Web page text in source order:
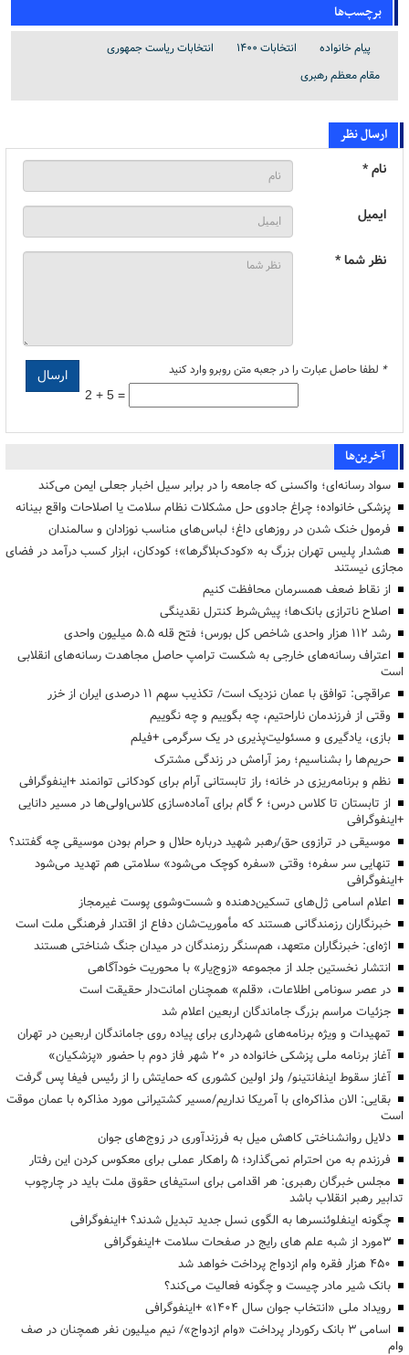
برچسب‌ها
پیام خانواده انتخابات 1400
انتخابات ریاست جمهوری
مقام معظم رهبری
ارسال نظر
نام *
ایمیل
نظر شما *
* لطفا حاصل عبارت را در جعبه متن روبرو وارد کنید
2 + 5 =
آخرین‌ها
سواد رسانه‌ای؛ واکسنی که جامعه را در برابر سیل اخبار جعلی ایمن می‌کند
پزشکی خانواده؛ چراغ جادوی حل مشکلات نظام سلامت یا اصلاحات واقع بینانه
فرمول خنک شدن در روزهای داغ؛ لباس‌های مناسب نوزادان و سالمندان
هشدار پلیس تهران بزرگ به «کودک‌بلاگرها»؛ کودکان، ابزار کسب درآمد در فضای
مجازی نیستند
از نقاط ضعف همسرمان محافظت کنیم
اصلاح ناترازی بانک‌ها؛ پیش‌شرط کنترل نقدینگی
رشد ۱۱۲ هزار واحدی شاخص کل بورس؛ فتح قله ۵.۵ میلیون واحدی
اعتراف رسانه‌های خارجی به شکست ترامپ حاصل مجاهدت رسانه‌های انقلابی
است
عراقچی: توافق با عمان نزدیک است/ تکذیب سهم ۱۱ درصدی ایران از خزر
وقتی از فرزندمان ناراحتیم، چه بگوییم و چه نگوییم
بازی، یادگیری و مسئولیت‌پذیری در یک سرگرمی +فیلم
حریم‌ها را بشناسیم؛ رمز آرامش در زندگی مشترک
نظم و برنامه‌ریزی در خانه؛ راز تابستانی آرام برای کودکانی توانمند +اینفوگرافی
از تابستان تا کلاس درس؛ ۶ گام برای آماده‌سازی کلاس‌اولی‌ها در مسیر دانایی
+اینفوگرافی
موسیقی در ترازوی حق/رهبر شهید درباره حلال و حرام بودن موسیقی چه گفتند؟
تنهایی سر سفره؛ وقتی «سفره کوچک می‌شود» سلامتی هم تهدید می‌شود
+اینفوگرافی
اعلام اسامی ژل‌های تسکین‌دهنده و شست‌وشوی پوست غیرمجاز
خبرنگاران رزمندگانی هستند که مأموریت‌شان دفاع از اقتدار فرهنگی ملت است
اژه‌ای: خبرنگاران متعهد، هم‌سنگر رزمندگان در میدان جنگ شناختی هستند
انتشار نخستین جلد از مجموعه «زوج‌یار» با محوریت خودآگاهی
در عصر سونامی اطلاعات، «قلم» همچنان امانت‌دار حقیقت است
جزئیات مراسم بزرگ جاماندگان اربعین اعلام شد
تمهیدات و ویژه برنامه‌های شهرداری برای پیاده روی جاماندگان اربعین در تهران
آغاز برنامه ملی پزشکی خانواده در ۲۰ شهر فاز دوم با حضور «پزشکیان»
آغاز سقوط اینفانتینو/ ولز اولین کشوری که حمایتش را از رئیس فیفا پس گرفت
بقایی: الان مذاکره‌ای با آمریکا نداریم/مسیر کشتیرانی مورد مذاکره با عمان موقت
است
دلایل روانشناختی کاهش میل به فرزندآوری در زوج‌های جوان
فرزندم به من احترام نمی‌گذارد؛ ۵ راهکار عملی برای معکوس کردن این رفتار
مجلس خبرگان رهبری: هر اقدامی برای استیفای حقوق ملت باید در چارچوب
تدابیر رهبر انقلاب باشد
چگونه اینفلوئنسرها به الگوی نسل جدید تبدیل شدند؟ +اینفوگرافی
3مورد از شبه علم های رایج در صفحات سلامت +اینفوگرافی
۴۵۰ هزار فقره وام ازدواج پرداخت خواهد شد
بانک شیر مادر چیست و چگونه فعالیت می‌کند؟
رویداد ملی «انتخاب جوان سال ۱۴۰۴» +اینفوگرافی
اسامی ۳ بانک رکوردار پرداخت «وام ازدواج»/ نیم میلیون نفر همچنان در صف
وام